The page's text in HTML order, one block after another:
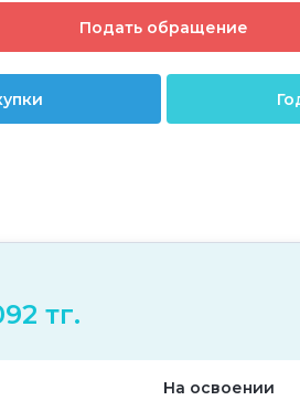
Подать обращение
тг.
На освоении